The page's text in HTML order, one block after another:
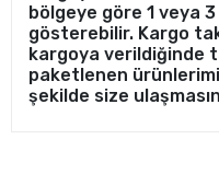
bölgeye göre 1 veya
gösterebilir. Kargo
kargoya verildiğinde
paketlenen
şekilde size